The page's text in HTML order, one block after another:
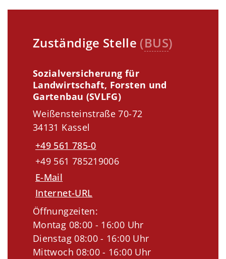
Zuständige Stelle (BUS)
Sozialversicherung für
Landwirtschaft, Forsten und
Gartenbau (SVLFG)
Weißensteinstraße 70-72
34131 Kassel
+49 561 785-0
+49 561 785219006
E-Mail
Internet-URL
Öffnungzeiten:
Montag 08:00 - 16:00 Uhr
Dienstag 08:00 - 16:00 Uhr
Mittwoch 08:00 - 16:00 Uhr